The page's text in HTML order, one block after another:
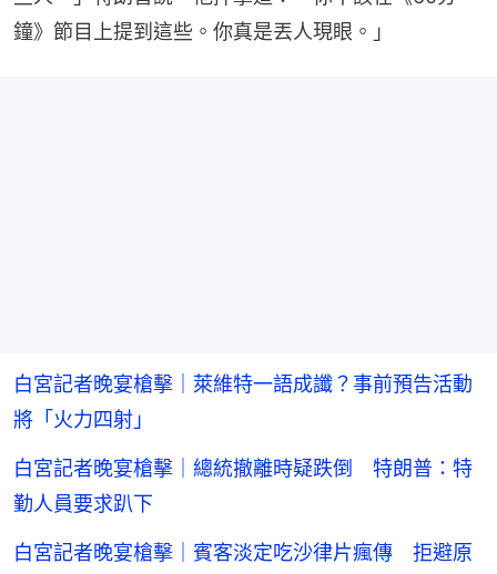
鐘》節目上提到這些。你真是丟人現眼。」
白宮記者晚宴槍擊｜萊維特一語成讖？事前預告活動
將「火力四射」
白宮記者晚宴槍擊｜總統撤離時疑跌倒 特朗普：特
勤人員要求趴下
白宮記者晚宴槍擊｜賓客淡定吃沙律片瘋傳 拒避原